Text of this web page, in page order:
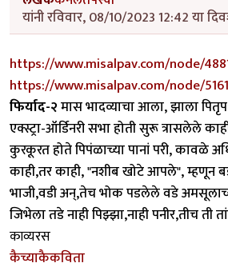
यांनी रविवार, 08/10/2023 12:42 या
https://www.misalpav.com/node/
https://www.misalpav.com/node/
फिर्याद-२मास भादव्याचा आला, झाला
एक्स्ट्रा-ऑर्डिनरी सभा होती सुरू त्रासलेले
कुरकूरत होते पिपंळाच्या पानां परी, कावळे
काही,तर काही, "नशीब खोटे आपले", म्हणून
भाजी,वडी अन्,तेच भोक पडलेले वडे
जिभेला तडे नाही पिझ्झा,नाही पनीर,तीच ती
काव्यरस
कैच्याकैकविता